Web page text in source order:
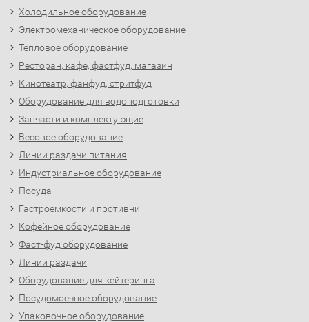
Холодильное оборудование
Электромеханическое оборудование
Тепловое оборудование
Ресторан, кафе, фастфуд, магазин
Кинотеатр, фанфуд, стритфуд
Оборудование для водоподготовки
Запчасти и комплектующие
Весовое оборудование
Линии раздачи питания
Индустриальное оборудование
Посуда
Гастроемкости и противни
Кофейное оборудование
Фаст-фуд оборудование
Линии раздачи
Оборудование для кейтеринга
Посудомоечное оборудование
Упаковочное оборудование